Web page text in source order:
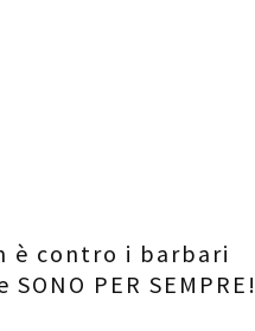
è contro i barbari
PER SEMPRE!